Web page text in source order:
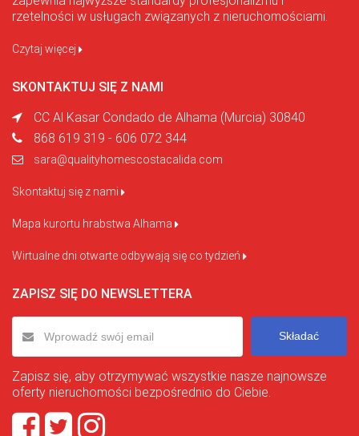
rzetelności w usługach związanych z nieruchomościami.
Czytaj więcej
SKONTAKTUJ SIĘ Z NAMI
CC Al Kasar Condado de Alhama (Murcia) 30840
868 619 319 - 606 072 344
sara@qualityhomescostacalida.com
Skontaktuj się z nami
Mapa kurortu hrabstwa Alhama
Wirtualne dni otwarte odbywają się co tydzień
ZAPISZ SIĘ DO NEWSLETTERA
Składać
Zapisz się, aby otrzymywać wszystkie nasze najnowsze
oferty nieruchomości bezpośrednio do Ciebie.